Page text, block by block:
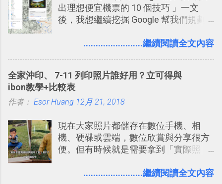
2. 「 有效率 」：但是 Slack 的頻道、群
組機制讓茶水間的聊天，不會干擾工作
事可以從聊天中記錄重點。 3. 「 有彈性
的軟體則讓同事可以在任何地方和公司
保持聯繫。 如果你需要中文版的同類平
台，可以參考： JANDI 高效率團隊通訊
戶 。 2017/3 新增 ： Sortd for Slack：
改造 Slack 討論串介面變成專案任務排
程看板
出理想便宜機票的 10 個技巧 」一文
後，我想繼續挖掘 Google 幫我們規劃
入的來聊聊 Google 的「我的地圖」服
線，對商務需求來說可以打造出一張一
張資料地圖（例如我之前在製作一本新
書時建立的「 台灣推薦空拍地點地圖
規劃自助旅行路線！ Google 「我的地
圖」在規劃自助旅行路線時可以解決許
多問題： 國外地點名稱地址常常難懂，
稱。 在規劃路線之外，自訂地圖還能補
........................繼續閱讀全文內容
全家沖印、 7-11 列印照片誰好用？立可得與
ibon教學+比較表
作者： Esor Huang 12月 21, 2018
現在大家照片都儲存在數位手機、相
機、硬碟或雲端，數位欣賞與分享很方
便。但有時候就是需要拿到「實際照
要製作家庭相框 用照片來當小禮物 把照
........................繼續閱讀全文內容